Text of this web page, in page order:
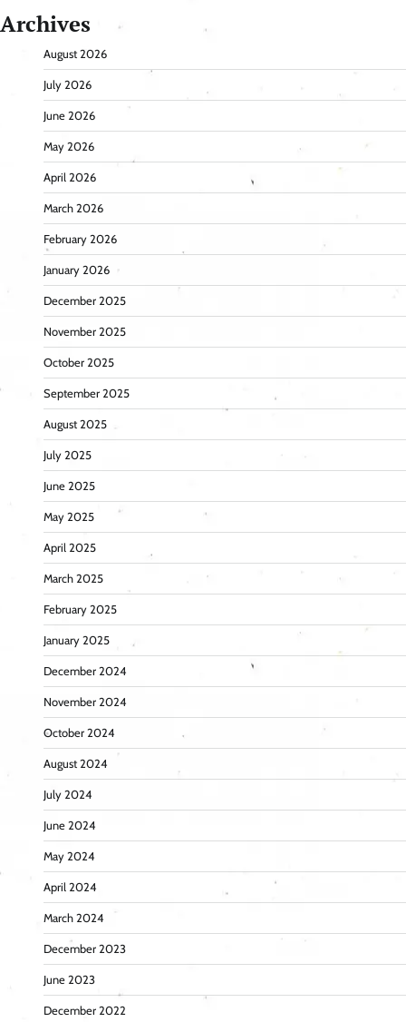
Archives
August 2026
July 2026
June 2026
May 2026
April 2026
March 2026
February 2026
January 2026
December 2025
November 2025
October 2025
September 2025
August 2025
July 2025
June 2025
May 2025
April 2025
March 2025
February 2025
January 2025
December 2024
November 2024
October 2024
August 2024
July 2024
June 2024
May 2024
April 2024
March 2024
December 2023
June 2023
December 2022